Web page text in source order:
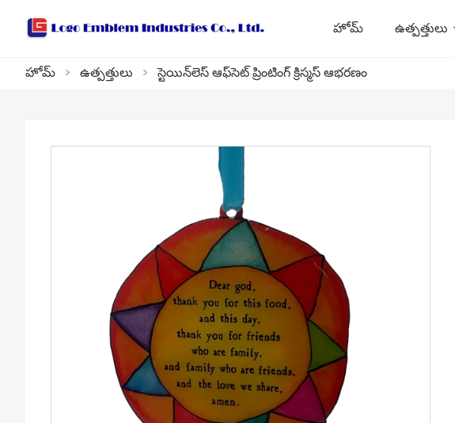
హోమ్ ఉత్పత్తులు
హోమ్ > ఉత్పత్తులు > స్టెయిన్‌లెస్ ఆఫ్‌సెట్ ప్రింటింగ్ క్రిస్మస్ ఆభరణం